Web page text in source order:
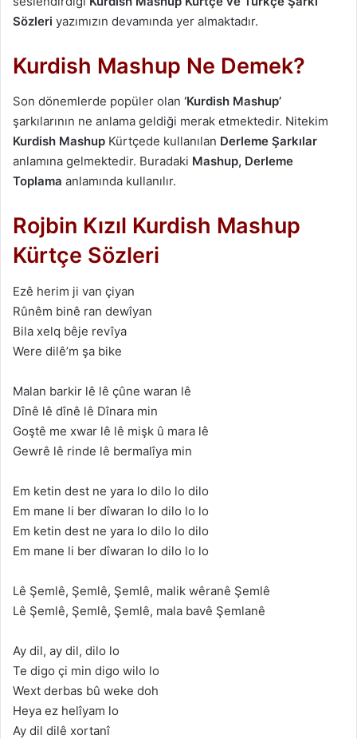
k
Sözleri yazımızın devamında yer almaktadır.
Kurdish Mashup Ne Demek?
Son dönemlerde popüler olan ‘Kurdish Mashup’
şarkılarının ne anlama geldiği merak etmektedir. Nitekim
Kurdish Mashup Kürtçede kullanılan Derleme Şarkılar
anlamına gelmektedir. Buradaki Mashup, Derleme
Toplama anlamında kullanılır.
Rojbin Kızıl Kurdish Mashup
Kürtçe Sözleri
Ezê herim ji van çiyan
Rûnêm binê ran dewîyan
Bila xelq bêje revîya
Were dilê’m şa bike
Malan barkir lê lê çûne waran lê
Dînê lê dînê lê Dînara min
Goştê me xwar lê lê mişk û mara lê
Gewrê lê rinde lê bermalîya min
Em ketin dest ne yara lo dilo lo dilo
Em mane li ber dîwaran lo dilo lo lo
Em ketin dest ne yara lo dilo lo dilo
Em mane li ber dîwaran lo dilo lo lo
Lê Şemlê, Şemlê, Şemlê, malik wêranê Şemlê
Lê Şemlê, Şemlê, Şemlê, mala bavê Şemlanê
Ay dil, ay dil, dilo lo
Te digo çi min digo wilo lo
Wext derbas bû weke doh
Heya ez helîyam lo
Ay dil dilê xortanî